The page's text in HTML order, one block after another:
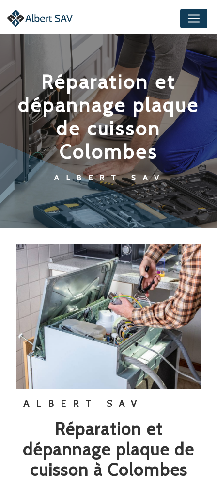
réparation et
dépannage plaque
de cuisson
Colombes
ALBERT SAV
ALBERT SAV
réparation et
dépannage plaque de
cuisson à Colombes